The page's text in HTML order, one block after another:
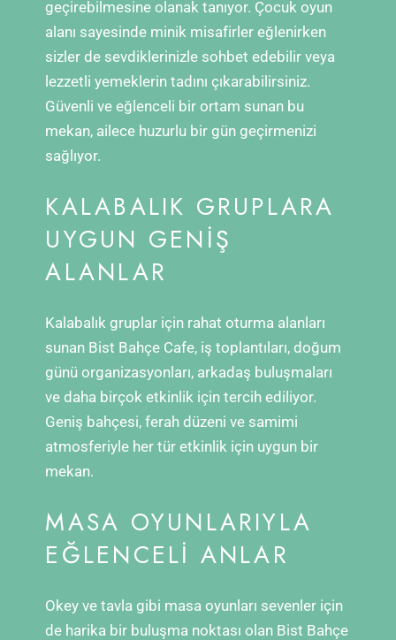
geçirebilmesine olanak tanıyor. Çocuk oyun
alanı sayesinde minik misafirler eğlenirken
sizler de sevdiklerinizle sohbet edebilir veya
lezzetli yemeklerin tadını çıkarabilirsiniz.
Güvenli ve eğlenceli bir ortam sunan bu
mekan, ailece huzurlu bir gün geçirmenizi
sağlıyor.
KALABALIK GRUPLARA
UYGUN GENIŞ
ALANLAR
Kalabalık gruplar için rahat oturma alanları
sunan Bist Bahçe Cafe, iş toplantıları, doğum
günü organizasyonları, arkadaş buluşmaları
ve daha birçok etkinlik için tercih ediliyor.
Geniş bahçesi, ferah düzeni ve samimi
atmosferiyle her tür etkinlik için uygun bir
mekan.
MASA OYUNLARIYLA
EĞLENCELI ANLAR
Okey ve tavla gibi masa oyunları sevenler için
de harika bir buluşma noktası olan Bist Bahçe